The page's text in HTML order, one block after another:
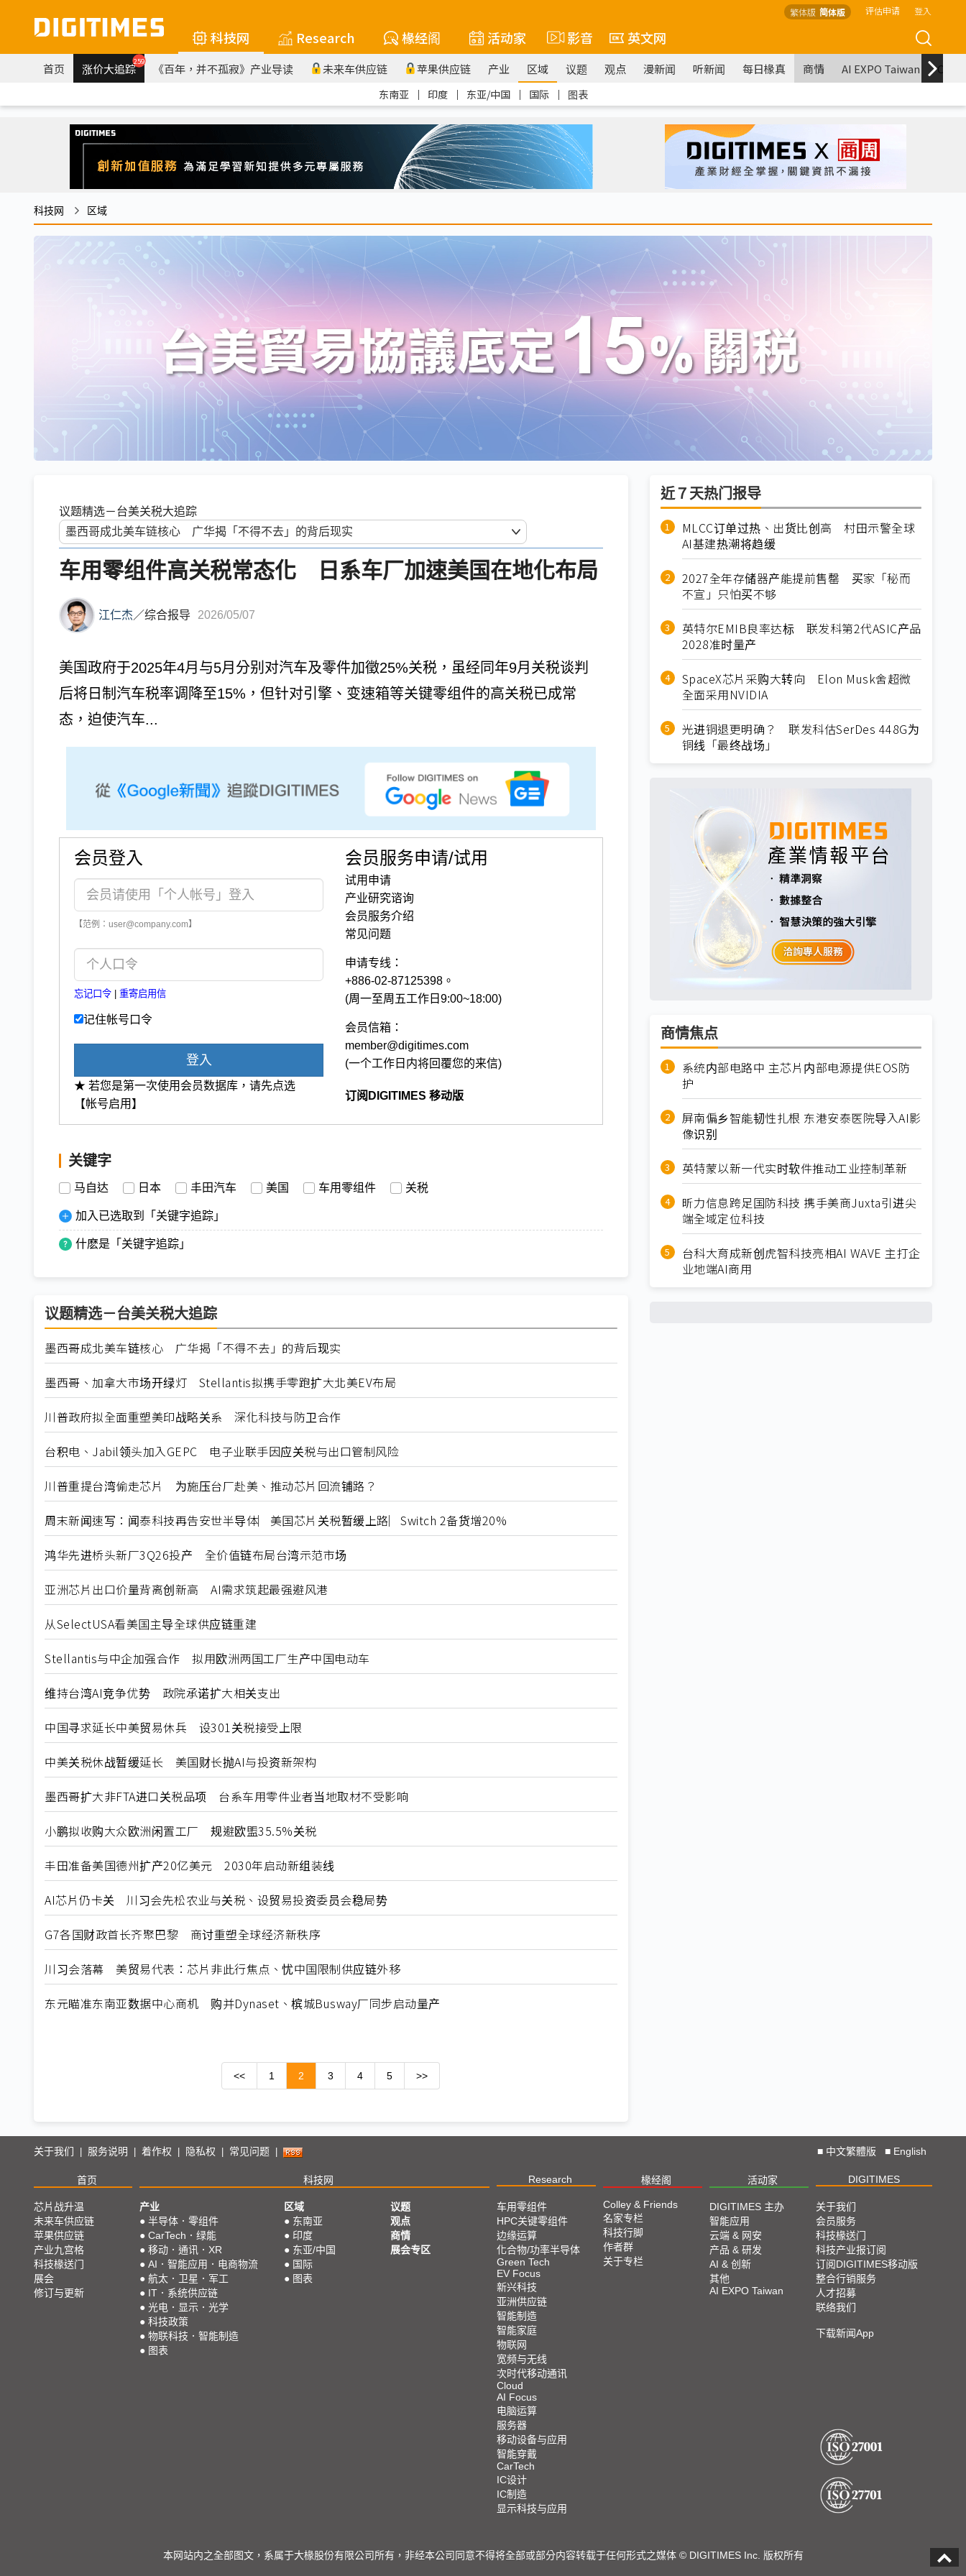
繁体版 简体版 评估申请 登入
科技网 Research 椽经阁 活动家 影音 英文网
首页 涨价大追踪259 《百年，并不孤寂》产业导读 未来车供应链 苹果供应链 产业 区域 议题 观点 漫新闻 听新闻 每日椽真 商情 AI EXPO Taiwan
东南亚 ｜ 印度 ｜ 东亚/中国 ｜ 国际 ｜ 图表
科技网 区域
议题精选－台美关税大追踪
车用零组件高关税常态化 日系车厂加速美国在地化布局
江仁杰 ／综合报导 2026/05/07
美国政府于2025年4月与5月分别对汽车及零件加徵25%关税，虽经同年9月关税谈判
后将日制汽车税率调降至15%，但针对引擎、变速箱等关键零组件的高关税已成常
态，迫使汽车...
会员登入
【范例：user@company.com】
忘记口令 重寄启用信
记住帐号口令
登入
★ 若您是第一次使用会员数据库，请先点选
【帐号启用】
会员服务申请/试用
试用申请
产业研究谘询
会员服务介绍
常见问题
申请专线：
+886-02-87125398。
(周一至周五工作日9:00~18:00)
会员信箱：
member@digitimes.com
(一个工作日内将回覆您的来信)
订阅DIGITIMES 移动版
关键字
马自达 日本 丰田汽车 美国 车用零组件 关税
加入已选取到「关键字追踪」
什麽是「关键字追踪」
议题精选－台美关税大追踪
墨西哥成北美车链核心 广华揭「不得不去」的背后现实
墨西哥、加拿大市场开绿灯 Stellantis拟携手零跑扩大北美EV布局
川普政府拟全面重塑美印战略关系 深化科技与防卫合作
台积电、Jabil领头加入GEPC 电子业联手因应关税与出口管制风险
川普重提台湾偷走芯片 为施压台厂赴美、推动芯片回流铺路？
周末新闻速写：闻泰科技再告安世半导体︳美国芯片关税暂缓上路︳Switch 2备货增20%
鸿华先进桥头新厂3Q26投产 全价值链布局台湾示范市场
亚洲芯片出口价量背离创新高 AI需求筑起最强避风港
从SelectUSA看美国主导全球供应链重建
Stellantis与中企加强合作 拟用欧洲两国工厂生产中国电动车
维持台湾AI竞争优势 政院承诺扩大相关支出
中国寻求延长中美贸易休兵 设301关税接受上限
中美关税休战暂缓延长 美国财长抛AI与投资新架构
墨西哥扩大非FTA进口关税品项 台系车用零件业者当地取材不受影响
小鹏拟收购大众欧洲闲置工厂 规避欧盟35.5%关税
丰田准备美国德州扩产20亿美元 2030年启动新组装线
AI芯片仍卡关 川习会先松农业与关税、设贸易投资委员会稳局势
G7各国财政首长齐聚巴黎 商讨重塑全球经济新秩序
川习会落幕 美贸易代表：芯片非此行焦点、忧中国限制供应链外移
东元瞄准东南亚数据中心商机 购并Dynaset、槟城Busway厂同步启动量产
<< 1 2 3 4 5 >>
近７天热门报导
MLCC订单过热、出货比创高 村田示警全球
AI基建热潮将趋缓
2027全年存储器产能提前售罄 买家「秘而
不宣」只怕买不够
英特尔EMIB良率达标 联发科第2代ASIC产品
2028准时量产
SpaceX芯片采购大转向 Elon Musk舍超微
全面采用NVIDIA
光进铜退更明确？ 联发科估SerDes 448G为
铜线「最终战场」
商情焦点
系统内部电路中 主芯片内部电源提供EOS防
护
屏南偏乡智能韧性扎根 东港安泰医院导入AI影
像识别
英特蒙以新一代实时软件推动工业控制革新
昕力信息跨足国防科技 携手美商Juxta引进尖
端全域定位科技
台科大育成新创虎智科技亮相AI WAVE 主打企
业地端AI商用
关于我们 服务说明 着作权 隐私权 常见问题 ■ 中文繁體版 ■ English
首页 科技网 Research 椽经阁 活动家 DIGITIMES
芯片战升温
未来车供应链
苹果供应链
产业九宫格
科技椽送门
展会
修订与更新
产业
● 半导体．零组件
● CarTech．绿能
● 移动．通讯．XR
● AI．智能应用．电商物流
● 航太．卫星．军工
● IT．系统供应链
● 光电．显示．光学
● 科技政策
● 物联科技．智能制造
● 图表
区域
● 东南亚
● 印度
● 东亚/中国
● 国际
● 图表
议题
观点
商情
展会专区
车用零组件
HPC关键零组件
边缘运算
化合物/功率半导体
Green Tech
EV Focus
新兴科技
亚洲供应链
智能制造
智能家庭
物联网
宽频与无线
次时代移动通讯
Cloud
AI Focus
电脑运算
服务器
移动设备与应用
智能穿戴
CarTech
IC设计
IC制造
显示科技与应用
Colley & Friends
名家专栏
科技行脚
作者群
关于专栏
DIGITIMES 主办
智能应用
云端 & 网安
产品 & 研发
AI & 创新
其他
AI EXPO Taiwan
关于我们
会员服务
科技椽送门
科技产业报订阅
订阅DIGITIMES移动版
整合行销服务
人才招募
联络我们
下载新闻App
本网站内之全部图文，系属于大椽股份有限公司所有，非经本公司同意不得将全部或部分内容转载于任何形式之媒体 © DIGITIMES Inc. 版权所有